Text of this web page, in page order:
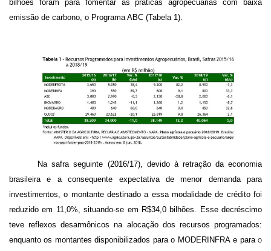
bilhões foram para fomentar as práticas agropecuárias com baixa
emissão de carbono, o Programa ABC (Tabela 1).
Na safra seguinte (2016/17), devido à retração da economia
brasileira e a consequente expectativa de menor demanda para
investimentos, o montante destinado a essa modalidade de crédito foi
reduzido em 11,0%, situando-se em R$34,0 bilhões. Esse decréscimo
teve reflexos desarmônicos na alocação dos recursos programados:
enquanto os montantes disponibilizados para o MODERINFRAe parao